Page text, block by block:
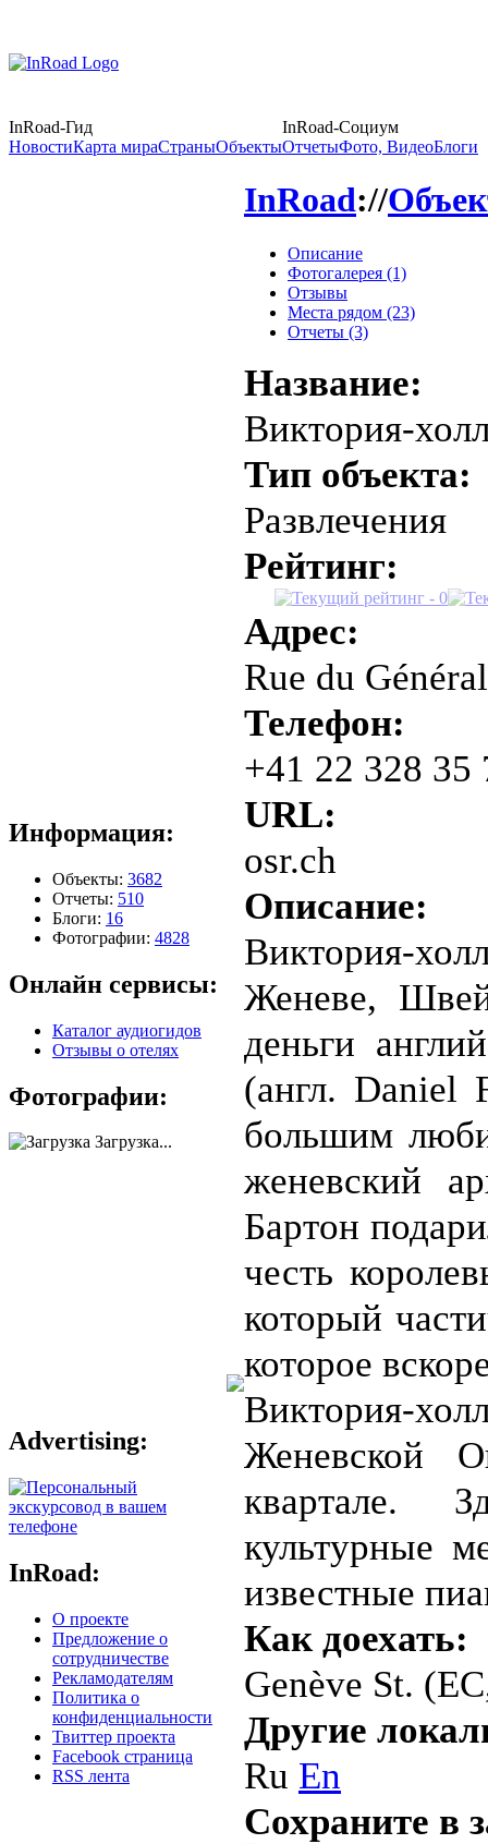
InRoad-Гид
InRoad-Социум
НовостиКарта мираСтраныОбъектыОтчетыФото, ВидеоБлоги
Информация:
Объекты: 3682
Отчеты: 510
Блоги: 16
Фотографии: 4828
Онлайн сервисы:
Каталог аудиогидов
Отзывы о отелях
Фотографии:
Загрузка...
Advertising:
InRoad:
О проекте
Предложение о
сотрудничестве
Рекламодателям
Политика о
конфиденциальности
Твиттер проекта
Facebook страница
RSS лента
InRoad://
Описание
Фотогалерея (1)
Отзывы
Места рядом (23)
Отчеты (3)
Название:
Виктория-
Тип объекта:
Развлечения
Рейтинг:
Адрес:
Rue du
Телефон:
+41 22 328 35
URL:
osr.ch
Описание:
Виктория-
Женеве,
деньги
(англ. Daniel
большим
женевский
Бартон
честь
который
которое
Виктория-
Женевской
квартале.
культурные
известные
Как доехать:
Genève St.
Другие
Ru En
Сохраните в